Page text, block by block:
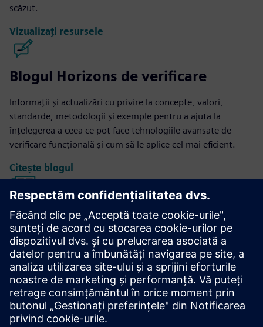
scăzut.
Vizualizați resursele
Blogul Horizons de verificare
Informații și actualizări cu privire la concepte, valori,
standarde, metodologii și exemple pentru a ajuta la
înțelegerea a ceea ce pot face tehnologiile avansate de
verificare funcțională și cum să le aplice cel mai eficient.
Citește blogul
Orizonturi de verificare
Publicația Verification Horizons oferă concepte, valori,
metodologii și exemple pentru a ajuta la înțelegerea a ceea
ce pot face tehnologiile avansate de verificare funcțională și
cum să le aplice cel mai eficient.
Vizualizați cel mai recent număr